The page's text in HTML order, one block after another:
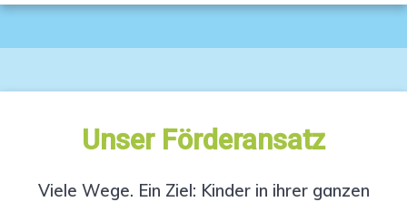
Unser Förderansatz
Viele Wege. Ein Ziel: Kinder in ihrer ganzen